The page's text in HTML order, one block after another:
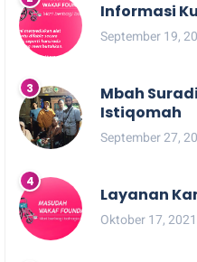
Informasi
September 19,
Mbah
Istiqomah
September 27,
Layanan
Oktober 17, 2021